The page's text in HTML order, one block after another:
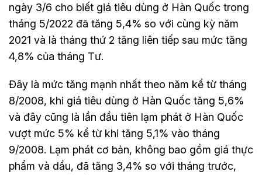
ngày 3/6 cho biết giá tiêu dùng ở Hàn Quốc trong
tháng 5/2022 đã tăng 5,4% so với cùng kỳ năm
2021 và là tháng thứ 2 tăng liên tiếp sau mức tăng
4,8% của tháng Tư.
Đây là mức tăng mạnh nhất theo năm kể từ tháng
8/2008, khi giá tiêu dùng ở Hàn Quốc tăng 5,6%
và đây cũng là lần đầu tiên lạm phát ở Hàn Quốc
vượt mức 5% kể từ khi tăng 5,1% vào tháng
9/2008. Lạm phát cơ bản, không bao gồm giá thực
phẩm và dầu, đã tăng 3,4% so với tháng trước,